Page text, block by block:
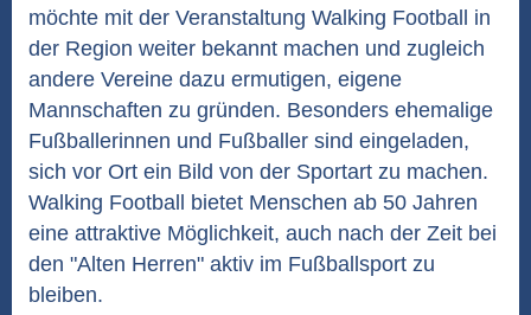
möchte mit der Veranstaltung Walking Football in
der Region weiter bekannt machen und zugleich
andere Vereine dazu ermutigen, eigene
Mannschaften zu gründen. Besonders ehemalige
Fußballerinnen und Fußballer sind eingeladen,
sich vor Ort ein Bild von der Sportart zu machen.
Walking Football bietet Menschen ab 50 Jahren
eine attraktive Möglichkeit, auch nach der Zeit bei
den "Alten Herren" aktiv im Fußballsport zu
bleiben.